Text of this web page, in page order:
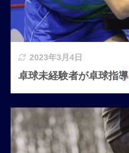
2023年3月4日
卓球未経験者が卓球指導